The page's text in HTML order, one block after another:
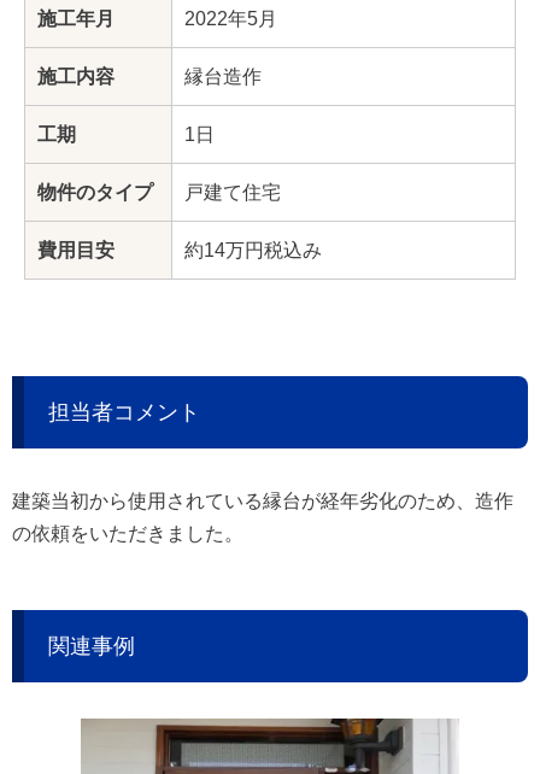
施工年月 2022年5月
施工内容 縁台造作
工期 1日
物件のタイプ 戸建て住宅
費用目安 約14万円税込み
担当者コメント
建築当初から使用されている縁台が経年劣化のため、造作
の依頼をいただきました。
関連事例